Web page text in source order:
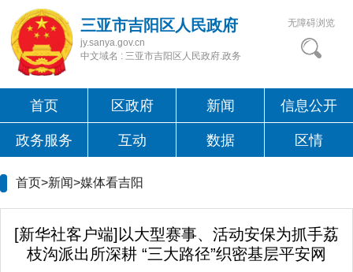
三亚市吉阳区人民政府
jy.sanya.gov.cn
中文域名 : 三亚市吉阳区人民政府.政务
无障碍浏览
首页 区政府 新闻 信息公开
政务服务 互动 数据 区情
首页>新闻>媒体看吉阳
[新华社客户端]以大型赛事、活动安保为抓手荔
枝沟派出所深耕 “三大路径”织密基层平安网